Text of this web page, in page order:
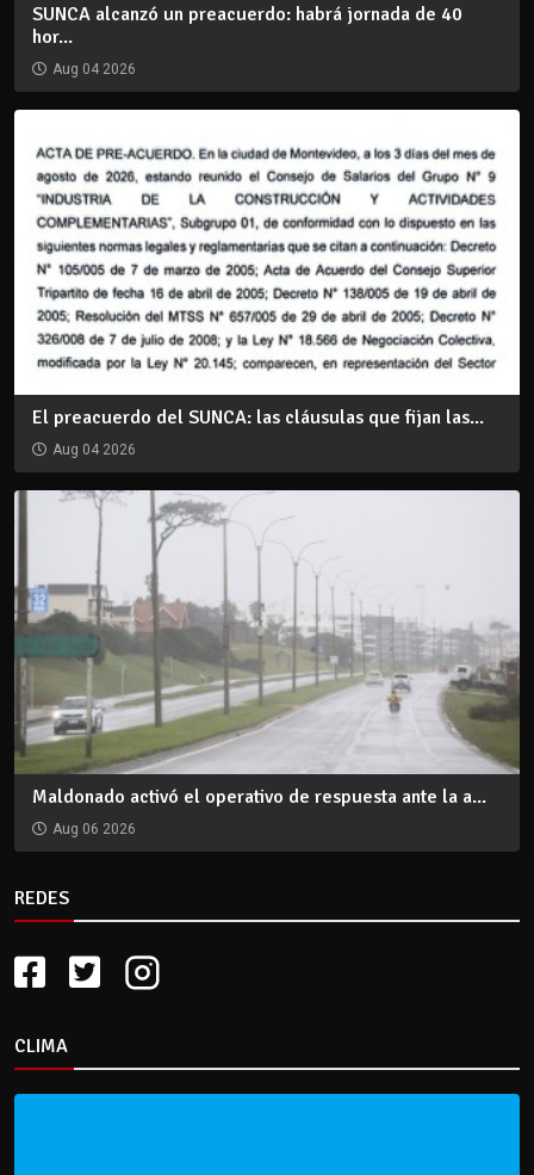
SUNCA alcanzó un preacuerdo: habrá jornada de 40
hor...
Aug 04 2026
El preacuerdo del SUNCA: las cláusulas que fijan las...
Aug 04 2026
Maldonado activó el operativo de respuesta ante la a...
Aug 06 2026
REDES
CLIMA